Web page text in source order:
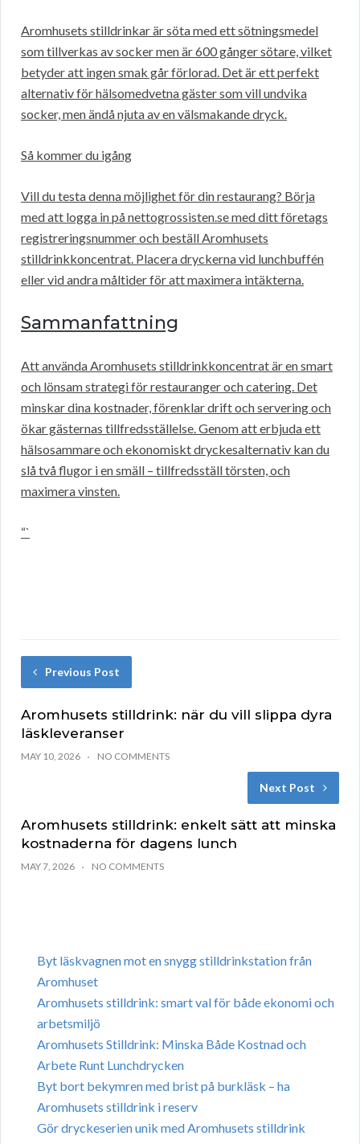
Aromhusets stilldrinkar är söta med ett sötningsmedel
som tillverkas av socker men är 600 gånger sötare, vilket
betyder att ingen smak går förlorad. Det är ett perfekt
alternativ för hälsomedvetna gäster som vill undvika
socker, men ändå njuta av en välsmakande dryck.
Så kommer du igång
Vill du testa denna möjlighet för din restaurang? Börja
med att logga in på nettogrossisten.se med ditt företags
registreringsnummer och beställ Aromhusets
stilldrinkkoncentrat. Placera dryckerna vid lunchbuffén
eller vid andra måltider för att maximera intäkterna.
Sammanfattning
Att använda Aromhusets stilldrinkkoncentrat är en smart
och lönsam strategi för restauranger och catering. Det
minskar dina kostnader, förenklar drift och servering och
ökar gästernas tillfredsställelse. Genom att erbjuda ett
hälsosammare och ekonomiskt dryckesalternativ kan du
slå två flugor i en smäll – tillfredsställ törsten, och
maximera vinsten.
“`
Previous Post
Aromhusets stilldrink: när du vill slippa dyra
läskleveranser
MAY 10, 2026 NO COMMENTS
Next Post
Aromhusets stilldrink: enkelt sätt att minska
kostnaderna för dagens lunch
MAY 7, 2026 NO COMMENTS
Byt läskvagnen mot en snygg stilldrinkstation från
Aromhuset
Aromhusets stilldrink: smart val för både ekonomi och
arbetsmiljö
Aromhusets Stilldrink: Minska Både Kostnad och
Arbete Runt Lunchdrycken
Byt bort bekymren med brist på burkläsk – ha
Aromhusets stilldrink i reserv
Gör dryckeserien unik med Aromhusets stilldrink